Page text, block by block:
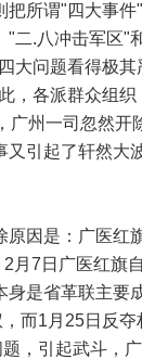
把所谓"四大事
"二.八冲击军区"
大问题看得极其
，各派群众组织
广州一司忽然开
又引起了轩然大
因是：广医红
2月7日广医红旗
身是省革联主要
而1月25日反夺
，引起武斗，